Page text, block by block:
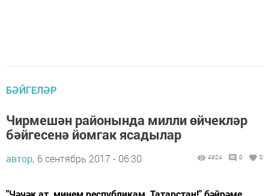
БӘЙГЕЛӘР
Чирмешән районында милли өйчекләр
бәйгесенә йомгак ясадылар
автор, 6 сентябрь 2017 - 06:30 4924 0 0